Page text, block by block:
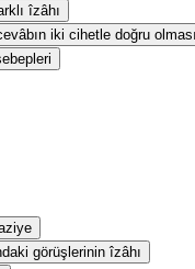
îzâhı
iki cihetle doğru olması
görüşlerinin îzâhı